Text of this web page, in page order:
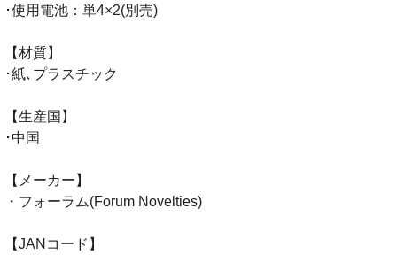
･使用電池：単4×2(別売)
【材質】
･紙､プラスチック
【生産国】
･中国
【メーカー】
・フォーラム(Forum Novelties)
【JANコード】